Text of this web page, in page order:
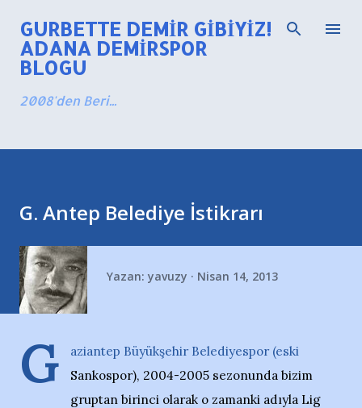
Ana içeriğe atla
GURBETTE DEMIR GIBIYIZ!
ADANA DEMIRSPOR
BLOGU
2008'den Beri...
G. Antep Belediye İstikrarı
Yazan: yavuzy Nisan 14, 2013
G
aziantep Büyükşehir Belediyespor (eski
Sankospor), 2004-2005 sezonunda bizim
gruptan birinci olarak o zamanki adıyla Lig